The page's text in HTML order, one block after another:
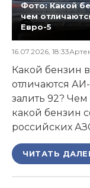
Фото: Какой
чем
Евро-5
16.07.2026, 18:33
Какой бензин
отличаются
залить 92? Чем
какой бензин
российских
ЧИТАТЬ